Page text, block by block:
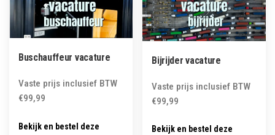
Buschauffeur vacature
Vaste prijs inclusief BTW
€99,99
Bekijk en bestel deze
Bijrijder vacature
Vaste prijs inclusief BTW
€99,99
Bekijk en bestel deze